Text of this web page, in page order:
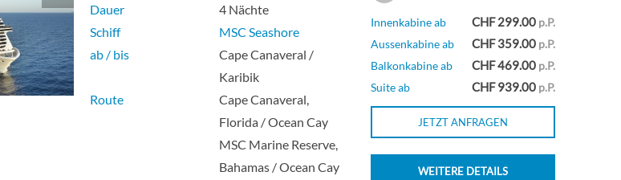
Dauer
4 Nächte
Schiff
MSC Seashore
ab / bis
Cape Canaveral /
Karibik
Route
Cape Canaveral,
Florida / Ocean Cay
MSC Marine Reserve,
Bahamas / Ocean Cay
Innenkabine ab CHF 299.00 p.P.
Aussenkabine ab
CHF 359.00 p.P.
Balkonkabine ab
CHF 469.00 p.P.
Suite ab
CHF 939.00 p.P.
JETZT ANFRAGEN
WEITERE DETAILS